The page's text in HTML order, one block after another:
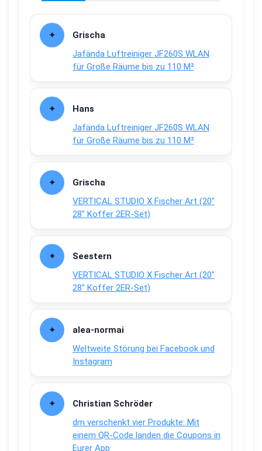
Grischa
Jafända Luftreiniger JF260S WLAN
für Große Räume bis zu 110 M²
Hans
Jafända Luftreiniger JF260S WLAN
für Große Räume bis zu 110 M²
Grischa
VERTICAL STUDIO X Fischer Art (20″
28″ Koffer 2ER-Set)
Seestern
VERTICAL STUDIO X Fischer Art (20″
28″ Koffer 2ER-Set)
alea-normai
Weltweite Störung bei Facebook und
Instagram
Christian Schröder
dm verschenkt vier Produkte: Mit
einem QR-Code landen die Coupons in
Eurer App